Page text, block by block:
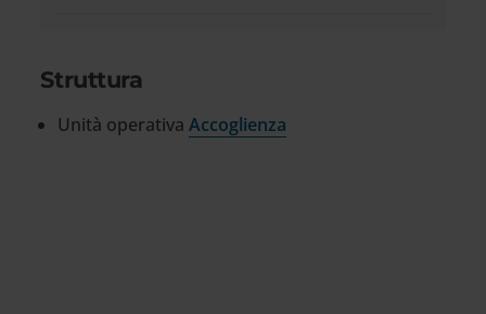
Struttura
Unità operativaAccoglienza